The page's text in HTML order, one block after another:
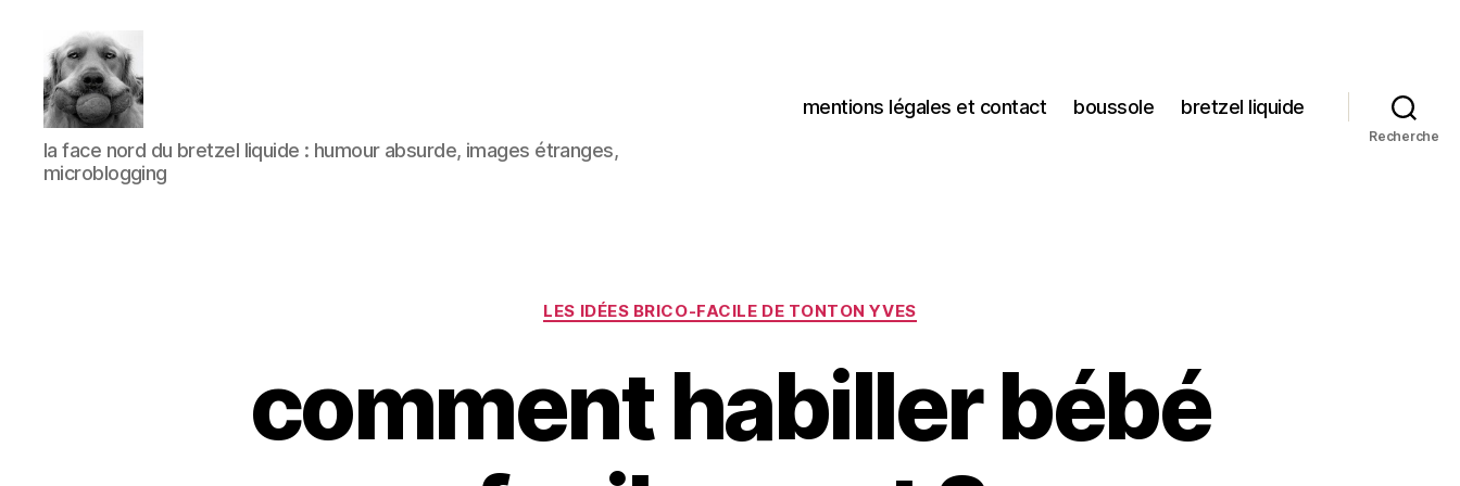
à
l'ombre
d'un
la face nord du bretzel liquide : humour absurde, images étranges,
microblogging
mentions légales et contact boussole bretzel liquide
Recherche
Catégories
LES IDÉES BRICO-FACILE DE TONTON YVES
comment habiller bébé